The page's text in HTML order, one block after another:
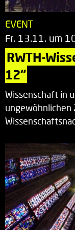
EVENT
Fr. 13.11. um
RWTH-
12“
Wissenschaft in
ungewöhnlichen